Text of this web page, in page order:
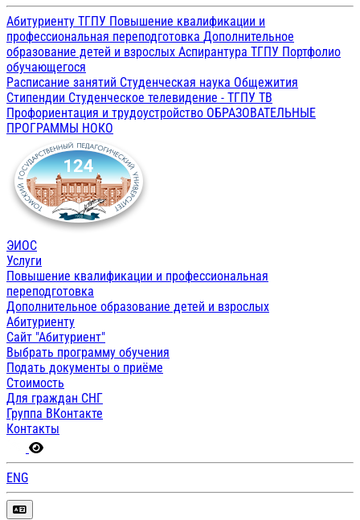
Абитуриенту ТГПУ Повышение квалификации и
профессиональная переподготовка Дополнительное
образование детей и взрослых Аспирантура ТГПУ Портфолио
обучающегося
Расписание занятий Студенческая наука Общежития
Стипендии Студенческое телевидение - ТГПУ ТВ
Профориентация и трудоустройство ОБРАЗОВАТЕЛЬНЫЕ
ПРОГРАММЫ НОКО
ЭИОС
Услуги
Повышение квалификации и профессиональная
переподготовка
Дополнительное образование детей и взрослых
Абитуриенту
Сайт "Абитуриент"
Выбрать программу обучения
Подать документы о приёме
Стоимость
Для граждан СНГ
Группа ВКонтакте
Контакты
ENG